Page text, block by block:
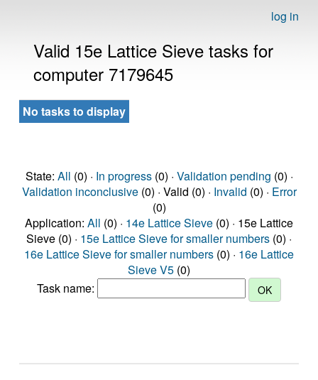
log in
Valid 15e Lattice Sieve tasks for
computer 7179645
No tasks to display
State: All (0) · In progress(0) · Validation pending (0) ·
Validation inconclusive(0) · Valid (0) · Invalid (0) · Error
(0)
Application: All (0) · 14e Lattice Sieve (0) · 15e Lattice
Sieve (0) · 15e Lattice Sieve for smaller numbers (0) ·
16e Lattice Sieve for smaller numbers (0) · 16e Lattice
Sieve V5 (0)
Task name: